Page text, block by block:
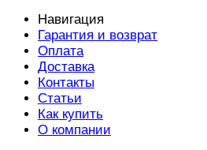
Навигация
Гарантия и возврат
Оплата
Доставка
Контакты
Статьи
Как купить
О компании